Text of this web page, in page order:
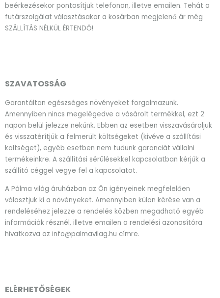
beérkezésekor pontosítjuk telefonon, illetve emailen. Tehát a
futárszolgálat választásakor a kosárban megjelenő ár még
SZÁLLÍTÁS NÉLKÜL ÉRTENDŐ!
SZAVATOSSÁG
Garantáltan egészséges növényeket forgalmazunk.
Amennyiben nincs megelégedve a vásárolt termékkel, ezt 2
napon belül jelezze nekünk. Ebben az esetben visszavásároljuk
és visszatérítjük a felmerült költségeket (kivéve a szállítási
költséget), egyéb esetben nem tudunk garanciát vállalni
termékeinkre. A szállítási sérülésekkel kapcsolatban kérjük a
szállító céggel vegye fel a kapcsolatot.
A Pálma világ áruházban az Ön igényeinek megfelelően
választjuk ki a növényeket. Amennyiben külön kérése van a
rendeléséhez jelezze a rendelés közben megadható egyéb
információk résznél, illetve emailen a rendelési azonosítóra
hivatkozva az info@palmavilag.hu címre.
ELÉRHETŐSÉGEK